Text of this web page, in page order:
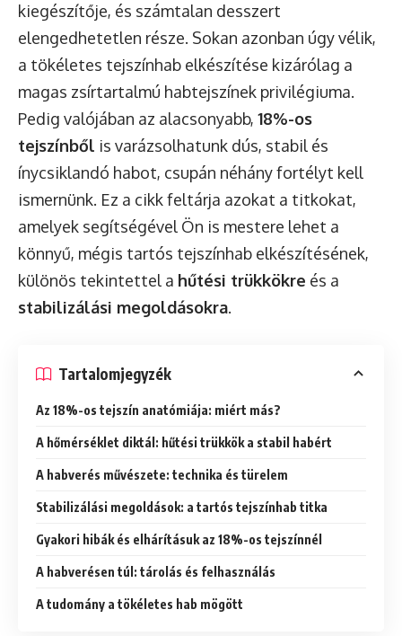
kiegészítője, és számtalan desszert
elengedhetetlen része. Sokan azonban úgy vélik,
a tökéletes tejszínhab elkészítése kizárólag a
magas zsírtartalmú habtejszínek privilégiuma.
Pedig valójában az alacsonyabb, 18%-os
tejszínből is varázsolhatunk dús, stabil és
ínycsiklandó habot, csupán néhány fortélyt kell
ismernünk. Ez a cikk feltárja azokat a titkokat,
amelyek segítségével Ön is mestere lehet a
könnyű, mégis tartós tejszínhab elkészítésének,
különös tekintettel a hűtési trükkökre és a
stabilizálási megoldásokra.
Tartalomjegyzék
Az 18%-os tejszín anatómiája: miért más?
A hőmérséklet diktál: hűtési trükkök a stabil habért
A habverés művészete: technika és türelem
Stabilizálási megoldások: a tartós tejszínhab titka
Gyakori hibák és elhárításuk az 18%-os tejszínnél
A habverésen túl: tárolás és felhasználás
A tudomány a tökéletes hab mögött